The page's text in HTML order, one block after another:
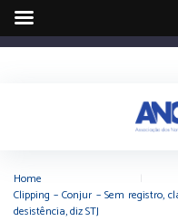
Home
Clipping – Conjur – Sem registro,
desistência, diz STJ